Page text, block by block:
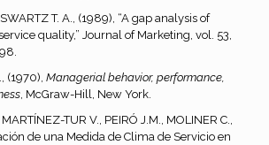
T. A., (1989), “A gap analysis of
quality,” Journal of Marketing, vol. 53,
(1970), Managerial behavior, performance,
, McGraw-Hill, New York.
TUR V., PEIRÓ J.M., MOLINER C.,
de una Medida de Clima de Servicio en